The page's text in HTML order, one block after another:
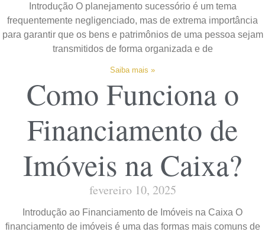
Introdução O planejamento sucessório é um tema
frequentemente negligenciado, mas de extrema importância
para garantir que os bens e patrimônios de uma pessoa sejam
transmitidos de forma organizada e de
Saiba mais »
Como Funciona o
Financiamento de
Imóveis na Caixa?
fevereiro 10, 2025
Introdução ao Financiamento de Imóveis na Caixa O
financiamento de imóveis é uma das formas mais comuns de